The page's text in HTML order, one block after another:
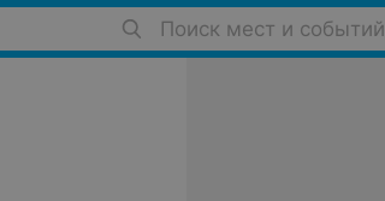
Поиск мест и событий